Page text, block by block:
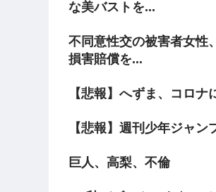
な美バストを...
不同意性交の被害者女性
損害賠償を...
【悲報】へずま、コロナ
【悲報】週刊少年ジャ
巨人、高梨、不倫